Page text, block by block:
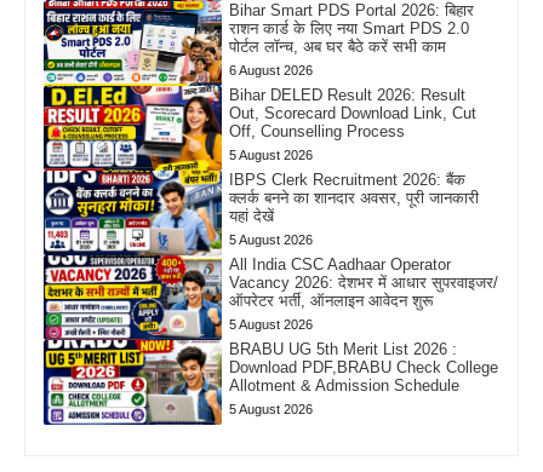
Bihar Smart PDS Portal 2026: बिहार
राशन कार्ड के लिए नया Smart PDS 2.0
पोर्टल लॉन्च, अब घर बैठे करें सभी काम
6 August 2026
Bihar DELED Result 2026: Result
Out, Scorecard Download Link, Cut
Off, Counselling Process
5 August 2026
IBPS Clerk Recruitment 2026: बैंक
क्लर्क बनने का शानदार अवसर, पूरी जानकारी
यहां देखें
5 August 2026
All India CSC Aadhaar Operator
Vacancy 2026: देशभर में आधार सुपरवाइजर/
ऑपरेटर भर्ती, ऑनलाइन आवेदन शुरू
5 August 2026
BRABU UG 5th Merit List 2026 :
Download PDF,BRABU Check College
Allotment & Admission Schedule
5 August 2026